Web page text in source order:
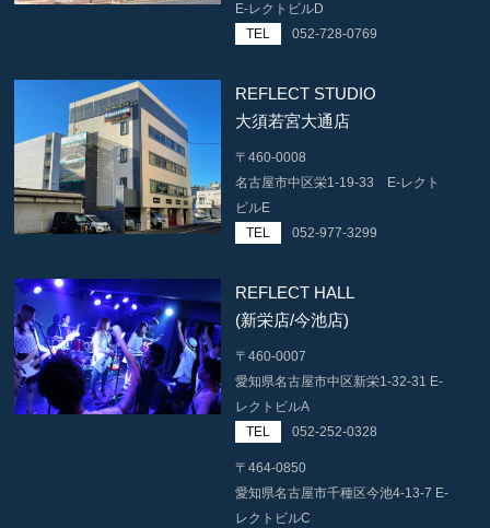
E-レクトビルD
TEL
052-728-0769
REFLECT STUDIO
大須若宮大通店
〒460-0008
名古屋市中区栄1-19-33 E-レクト
ビルE
TEL
052-977-3299
REFLECT HALL
(新栄店/今池店)
〒460-0007
愛知県名古屋市中区新栄1-32-31 E-
レクトビルA
TEL
052-252-0328
〒464-0850
愛知県名古屋市千種区今池4-13-7 E-
レクトビルC